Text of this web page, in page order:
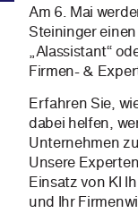
Am 6. Mai
Steininger
„AIassistant“
Firmen- &
Erfahren Sie,
dabei helfen,
Unternehmen
Unsere
Einsatz von KI
und Ihr